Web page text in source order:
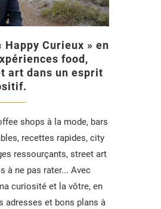
Happy Curieux » en
food,
art dans un esprit
shops à la mode, bars
recettes rapides, city
ressourçants, street art
à ne pas rater... Avec
curiosité et la vôtre, en
adresses et bons plans à